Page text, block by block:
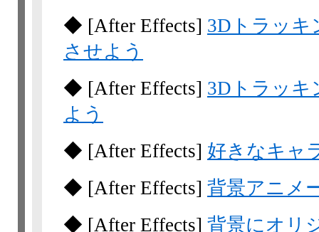
◆ [After Effects] 3Dトラッキ
させよう
◆ [After Effects] 3Dトラッキ
よう
◆ [After Effects] 好きなキャ
◆ [After Effects] 背景アニメ
◆ [After Effects] 背景にオリ